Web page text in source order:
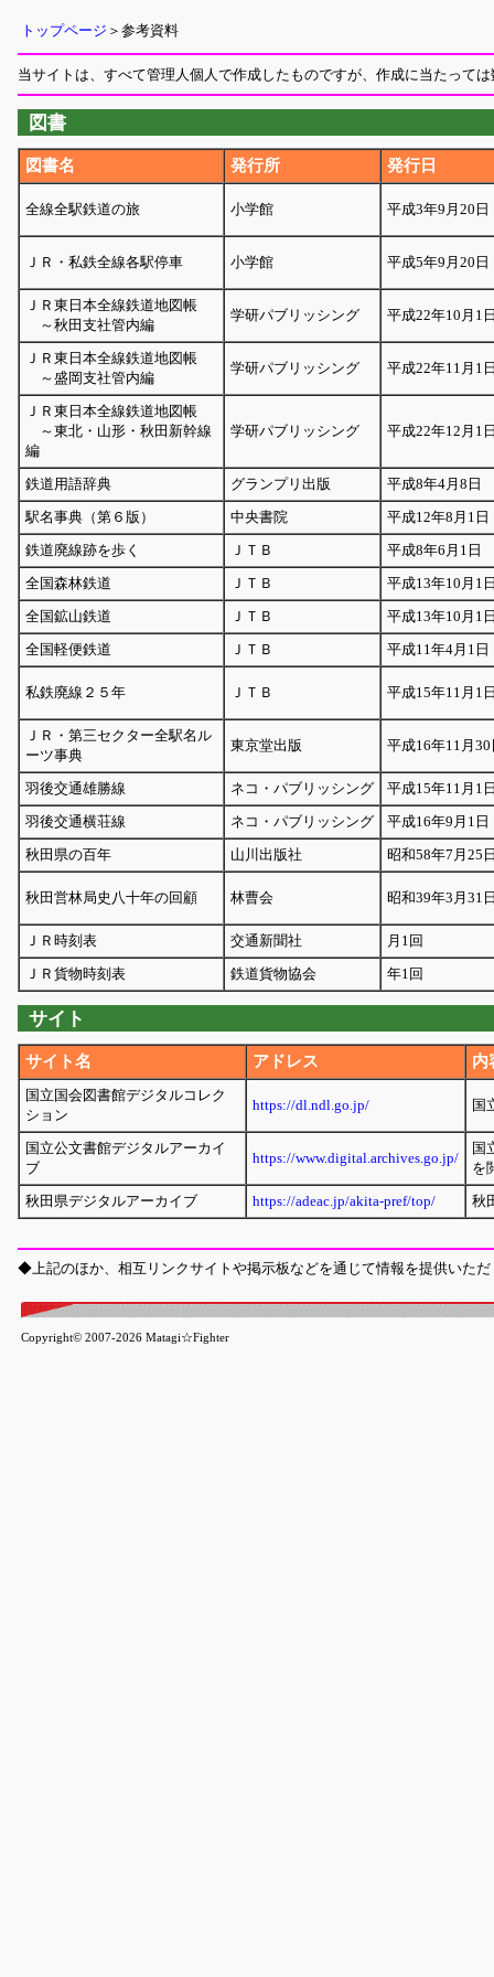
トップページ ＞参考資料
当サイトは、すべて管理人個人で作成したものですが、作成に当たって
図書
図書名 発行所 発行日
全線全駅鉄道の旅 小学館 平成3年9月20日
ＪＲ・私鉄全線各駅停車 小学館 平成5年9月20日
ＪＲ東日本全線鉄道地図帳
～秋田支社管内編
学研パブリッシング 平成22年10月1
ＪＲ東日本全線鉄道地図帳
～盛岡支社管内編
学研パブリッシング 平成22年11月1
ＪＲ東日本全線鉄道地図帳
～東北・山形・秋田新幹線
編
学研パブリッシング 平成22年12月1
鉄道用語辞典 グランプリ出版
平成8年4月8日
駅名事典（第６版）
中央書院
平成12年8月1日
鉄道廃線跡を歩く
ＪＴＢ
平成8年6月1日
全国森林鉄道
ＪＴＢ
平成13年10月1
全国鉱山鉄道
ＪＴＢ
平成13年10月1
全国軽便鉄道
ＪＴＢ 平成11年4月1日
私鉄廃線２５年 ＪＴＢ 平成15年11月1
ＪＲ・第三セクター全駅名ル
ーツ事典
東京堂出版 平成16年11月30
羽後交通雄勝線 ネコ・パブリッシング
平成15年11月1
羽後交通横荘線
ネコ・パブリッシング
平成16年9月1日
秋田県の百年
山川出版社 昭和58年7月25
秋田営林局史八十年の回顧 林曹会 昭和39年3月31
ＪＲ時刻表 交通新聞社
月1回
ＪＲ貨物時刻表
鉄道貨物協会 年1回
サイト
サイト名 アドレス 内
国立国会図書館デジタルコレク
ション
https://dl.ndl.go.jp/ 国
国立公文書館デジタルアーカイ
ブ
https://www.digital.archives.go.jp/
国
を
秋田県デジタルアーカイブ
https://adeac.jp/akita-pref/top/ 秋
◆上記のほか、相互リンクサイトや掲示板などを通じて情報を提供いた
Copyright© 2007-2026 Matagi☆Fighter